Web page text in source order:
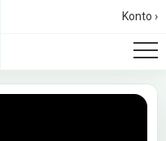
Konto ›